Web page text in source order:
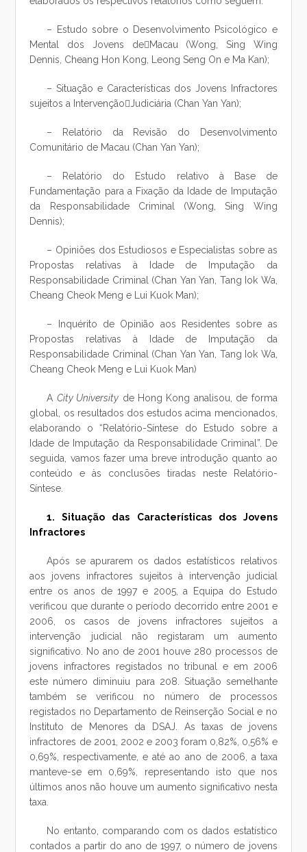
– Estudo sobre o Desenvolvimento Psicológico e
Mental dos Jovens deMacau (Wong, Sing Wing
Dennis, Cheang Hon Kong, Leong Seng On e Ma Kan);
– Situação e Características dos Jovens Infractores
sujeitos a IntervençãoJudiciária (Chan Yan Yan);
– Relatório da Revisão do Desenvolvimento
Comunitário de Macau (Chan Yan Yan);
– Relatório do Estudo relativo à Base de
Fundamentação para a Fixação da Idade de Imputação
da Responsabilidade Criminal (Wong, Sing Wing
Dennis);
– Opiniões dos Estudiosos e Especialistas sobre as
Propostas relativas à Idade de Imputação da
Responsabilidade Criminal (Chan Yan Yan, Tang Iok Wa,
Cheang Cheok Meng e Lui Kuok Man);
– Inquérito de Opinião aos Residentes sobre as
Propostas relativas à Idade de Imputação da
Responsabilidade Criminal (Chan Yan Yan, Tang Iok Wa,
Cheang Cheok Meng e Lui Kuok Man)
A City University de Hong Kong analisou, de forma
global, os resultados dos estudos acima mencionados,
elaborando o “Relatório-Síntese do Estudo sobre a
Idade de Imputação da Responsabilidade Criminal”. De
seguida, vamos fazer uma breve introdução quanto ao
conteúdo e às conclusões tiradas neste Relatório-
Síntese.
1. Situação das Características dos Jovens
Infractores
Após se apurarem os dados estatísticos relativos
aos jovens infractores sujeitos à intervenção judicial
entre os anos de 1997 e 2005, a Equipa do Estudo
verificou que durante o período decorrido entre 2001 e
2006, os casos de jovens infractores sujeitos a
intervenção judicial não registaram um aumento
significativo. No ano de 2001 houve 280 processos de
jovens infractores registados no tribunal e em 2006
este número diminuiu para 208. Situação semelhante
também se verificou no número de processos
registados no Departamento de Reinserção Social e no
Instituto de Menores da DSAJ. As taxas de jovens
infractores de 2001, 2002 e 2003 foram 0,82%, 0,56% e
0,69%, respectivamente, e até ao ano de 2006, a taxa
manteve-se em 0,69%, representando isto que nos
últimos anos não houve um aumento significativo nesta
taxa.
No entanto, comparando com os dados estatístico
contados a partir do ano de 1997, o número de jovens